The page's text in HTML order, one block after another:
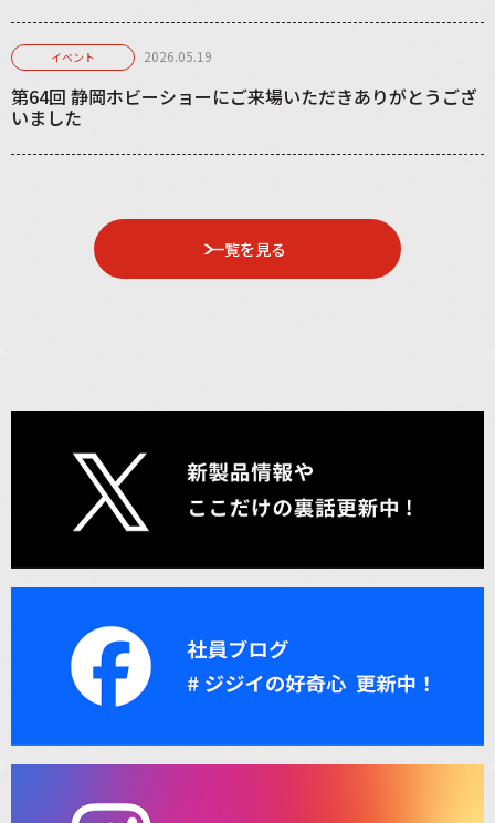
イベント 2026.05.19
第64回 静岡ホビーショーにご来場いただきありがとうござ
いました
一覧を見る